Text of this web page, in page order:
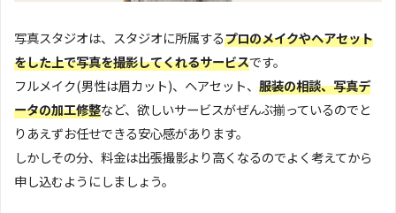
写真スタジオは、スタジオに所属するプロのメイクやヘアセット
をした上で写真を撮影してくれるサービスです。
フルメイク(男性は眉カット)、ヘアセット、 服装の相談、写真デ
ータの加工修整など、欲しいサービスがぜんぶ揃っているのでと
りあえずお任せできる安心感があります。
しかしその分、料金は出張撮影より高くなるのでよく考えてから
申し込むようにしましょう。